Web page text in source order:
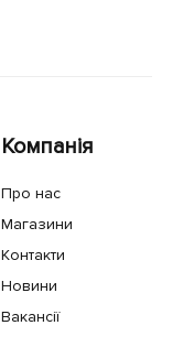
Компанія
Про нас
Магазини
Контакти
Новини
Вакансії